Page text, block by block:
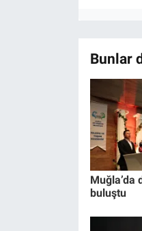
Bunlar
Muğla’da
buluştu